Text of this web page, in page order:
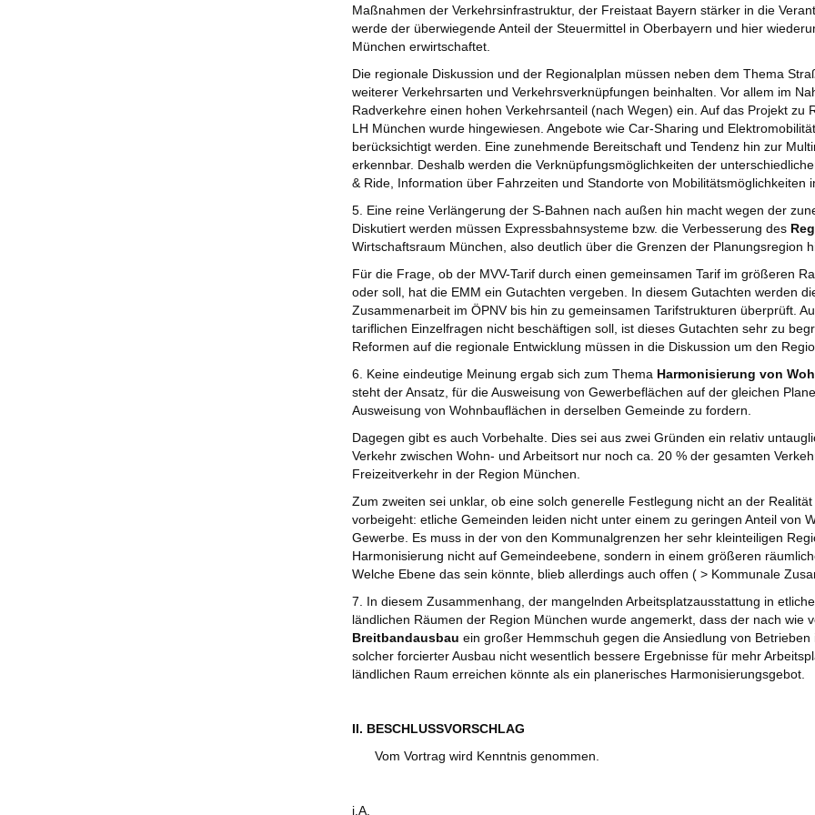
Maßnahmen der Verkehrsinfrastruktur, der Freistaat Bayern stärker in die
werde der überwiegende Anteil der Steuermittel in Oberbayern und hier
München erwirtschaftet.
Die regionale Diskussion und der Regionalplan müssen neben dem Thema
weiterer Verkehrsarten und Verkehrsverknüpfungen beinhalten. Vor allem im
Radverkehre einen hohen Verkehrsanteil (nach Wegen) ein. Auf das Projekt zu
LH München wurde hingewiesen. Angebote wie Car-Sharing und
berücksichtigt werden. Eine zunehmende Bereitschaft und Tendenz hin zur
erkennbar. Deshalb werden die Verknüpfungsmöglichkeiten der
& Ride, Information über Fahrzeiten und Standorte von Mobilitätsmöglichkeiten
5. Eine reine Verlängerung der S-Bahnen nach außen hin macht wegen der
Diskutiert werden müssen Expressbahnsysteme bzw. die Verbesserung des
Wirtschaftsraum München, also deutlich über die Grenzen der Planungsregion
Für die Frage, ob der MVV-Tarif durch einen gemeinsamen Tarif im größeren
oder soll, hat die EMM ein Gutachten vergeben. In diesem Gutachten werden
Zusammenarbeit im ÖPNV bis hin zu gemeinsamen Tarifstrukturen überprüft.
tariflichen Einzelfragen nicht beschäftigen soll, ist dieses Gutachten sehr zu
Reformen auf die regionale Entwicklung müssen in die Diskussion um den
6. Keine eindeutige Meinung ergab sich zum Thema Harmonisierung von
steht der Ansatz, für die Ausweisung von Gewerbeflächen auf der gleichen
Ausweisung von Wohnbauflächen in derselben Gemeinde zu fordern.
Dagegen gibt es auch Vorbehalte. Dies sei aus zwei Gründen ein relativ
Verkehr zwischen Wohn- und Arbeitsort nur noch ca. 20 % der gesamten
Freizeitverkehr in der Region München.
Zum zweiten sei unklar, ob eine solch generelle Festlegung nicht an der
vorbeigeht: etliche Gemeinden leiden nicht unter einem zu geringen Anteil von
Gewerbe. Es muss in der von den Kommunalgrenzen her sehr kleinteiligen
Harmonisierung nicht auf Gemeindeebene, sondern in einem größeren
Welche Ebene das sein könnte, blieb allerdings auch offen ( > Kommunale
7. In diesem Zusammenhang, der mangelnden Arbeitsplatzausstattung in
ländlichen Räumen der Region München wurde angemerkt, dass der nach wie
Breitbandausbau ein großer Hemmschuh gegen die Ansiedlung von
solcher forcierter Ausbau nicht wesentlich bessere Ergebnisse für mehr
ländlichen Raum erreichen könnte als ein planerisches Harmonisierungsgebot.
II. BESCHLUSSVORSCHLAG
Vom Vortrag wird Kenntnis genommen.
i.A.